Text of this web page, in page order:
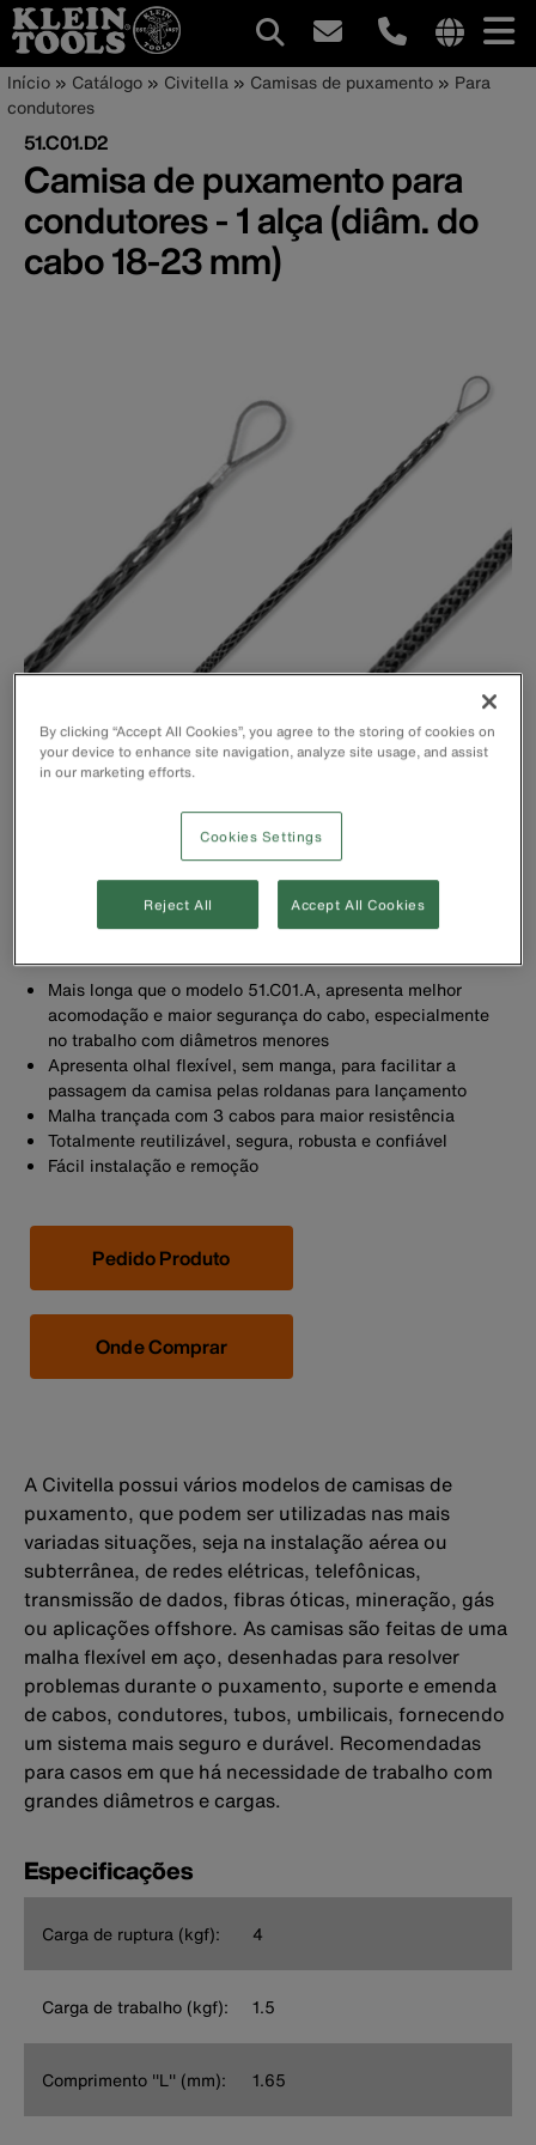
Pular
para
conteúdo
principal
site
Navegação
principal
Trilha
de
navegação
Início Catálogo Civitella Camisas de puxamento
Para
condutores
51.C01.D2
Camisa de puxamento para
condutores - 1 alça (diâm. do
cabo 18-23 mm)
Mais longa que o modelo 51.C01.A, apresenta melhor
acomodação e maior segurança do cabo, especialmente
no trabalho com diâmetros menores
Apresenta olhal flexível, sem manga, para facilitar a
passagem da camisa pelas roldanas para lançamento
Malha trançada com 3 cabos para maior resistência
Totalmente reutilizável, segura, robusta e confiável
Fácil instalação e remoção
Pedido Produto
Onde Comprar
A Civitella possui vários modelos de camisas de
puxamento, que podem ser utilizadas nas mais
variadas situações, seja na instalação aérea ou
subterrânea, de redes elétricas, telefônicas,
transmissão de dados, fibras óticas, mineração, gás
ou aplicações offshore. As camisas são feitas de uma
malha flexível em aço, desenhadas para resolver
problemas durante o puxamento, suporte e emenda
de cabos, condutores, tubos, umbilicais, fornecendo
um sistema mais seguro e durável. Recomendadas
para casos em que há necessidade de trabalho com
grandes diâmetros e cargas.
Especificações
Carga de ruptura (kgf): 4
Carga de trabalho (kgf): 1.5
Comprimento ''L'' (mm): 1.65
By clicking “Accept All Cookies”, you agree to the storing of cookies on
your device to enhance site navigation, analyze site usage, and assist
in our marketing efforts.
Cookies Settings
Reject All Accept All Cookies